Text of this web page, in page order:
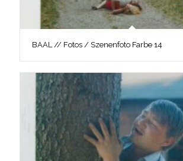
BAAL // Fotos / Szenenfoto Farbe 14